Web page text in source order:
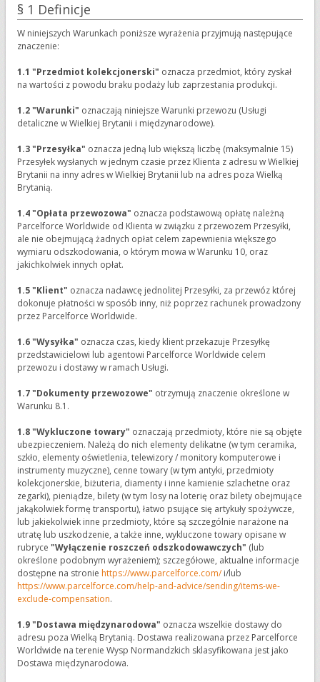
§ 1 Definicje
W niniejszych Warunkach poniższe wyrażenia przyjmują następujące
znaczenie:
1.1 "Przedmiot kolekcjonerski" oznacza przedmiot, który zyskał
na wartości z powodu braku podaży lub zaprzestania produkcji.
1.2 "Warunki" oznaczają niniejsze Warunki przewozu (Usługi
detaliczne w Wielkiej Brytanii i międzynarodowe).
1.3 "Przesyłka" oznacza jedną lub większą liczbę (maksymalnie 15)
Przesyłek wysłanych w jednym czasie przez Klienta z adresu w Wielkiej
Brytanii na inny adres w Wielkiej Brytanii lub na adres poza Wielką
Brytanią.
1.4 "Opłata przewozowa" oznacza podstawową opłatę należną
Parcelforce Worldwide od Klienta w związku z przewozem Przesyłki,
ale nie obejmującą żadnych opłat celem zapewnienia większego
wymiaru odszkodowania, o którym mowa w Warunku 10, oraz
jakichkolwiek innych opłat.
1.5 "Klient" oznacza nadawcę jednolitej Przesyłki, za przewóz której
dokonuje płatności w sposób inny, niż poprzez rachunek prowadzony
przez Parcelforce Worldwide.
1.6 "Wysyłka" oznacza czas, kiedy klient przekazuje Przesyłkę
przedstawicielowi lub agentowi Parcelforce Worldwide celem
przewozu i dostawy w ramach Usługi.
1.7 "Dokumenty przewozowe" otrzymują znaczenie określone w
Warunku 8.1.
1.8 "Wykluczone towary" oznaczają przedmioty, które nie są objęte
ubezpieczeniem. Należą do nich elementy delikatne (w tym ceramika,
szkło, elementy oświetlenia, telewizory / monitory komputerowe i
instrumenty muzyczne), cenne towary (w tym antyki, przedmioty
kolekcjonerskie, biżuteria, diamenty i inne kamienie szlachetne oraz
zegarki), pieniądze, bilety (w tym losy na loterię oraz bilety obejmujące
jakąkolwiek formę transportu), łatwo psujące się artykuły spożywcze,
lub jakiekolwiek inne przedmioty, które są szczególnie narażone na
utratę lub uszkodzenie, a także inne, wykluczone towary opisane w
rubryce "Wyłączenie roszczeń odszkodowawczych" (lub
określone podobnym wyrażeniem); szczegółowe, aktualne informacje
dostępne na stronie https://www.parcelforce.com/ i/lub
https://www.parcelforce.com/help-and-advice/sending/items-we-
exclude-compensation.
1.9 "Dostawa międzynarodowa" oznacza wszelkie dostawy do
adresu poza Wielką Brytanią. Dostawa realizowana przez Parcelforce
Worldwide na terenie Wysp Normandzkich sklasyfikowana jest jako
Dostawa międzynarodowa.